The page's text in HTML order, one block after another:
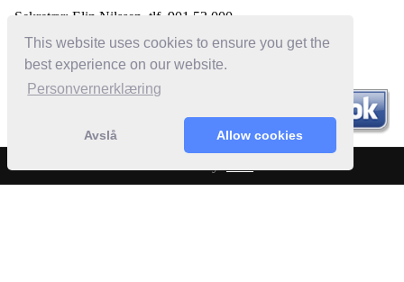
This website uses cookies to ensure you get the
best experience on our website.
Personvernerklæring
Avslå Allow cookies
Sekretær: Elin Nilssen, tlf. 901 53 000